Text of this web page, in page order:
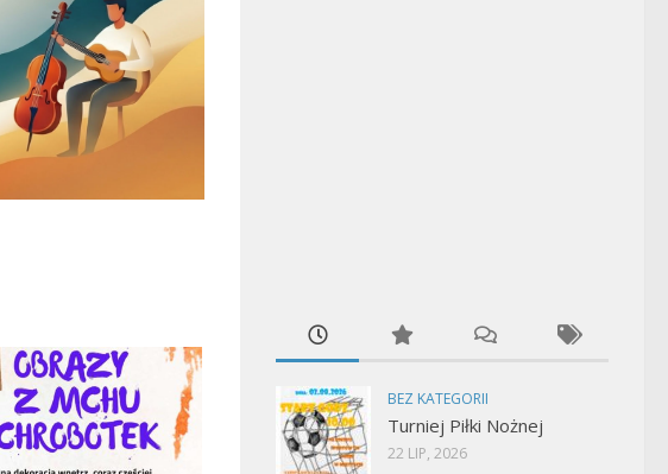
BEZ KATEGORII
Turniej Piłki Nożnej
22 LIP, 2026